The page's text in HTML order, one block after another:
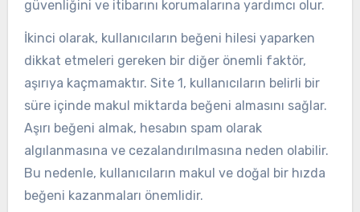
güvenliğini ve itibarını korumalarına yardımcı olur.
İkinci olarak, kullanıcıların beğeni hilesi yaparken
dikkat etmeleri gereken bir diğer önemli faktör,
aşırıya kaçmamaktır. Site 1, kullanıcıların belirli bir
süre içinde makul miktarda beğeni almasını sağlar.
Aşırı beğeni almak, hesabın spam olarak
algılanmasına ve cezalandırılmasına neden olabilir.
Bu nedenle, kullanıcıların makul ve doğal bir hızda
beğeni kazanmaları önemlidir.